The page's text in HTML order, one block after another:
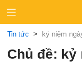
content
Tin tức > kỷ niệm
Chủ đề: kỷ